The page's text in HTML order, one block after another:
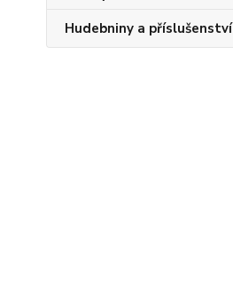
Hudebniny a příslušenství